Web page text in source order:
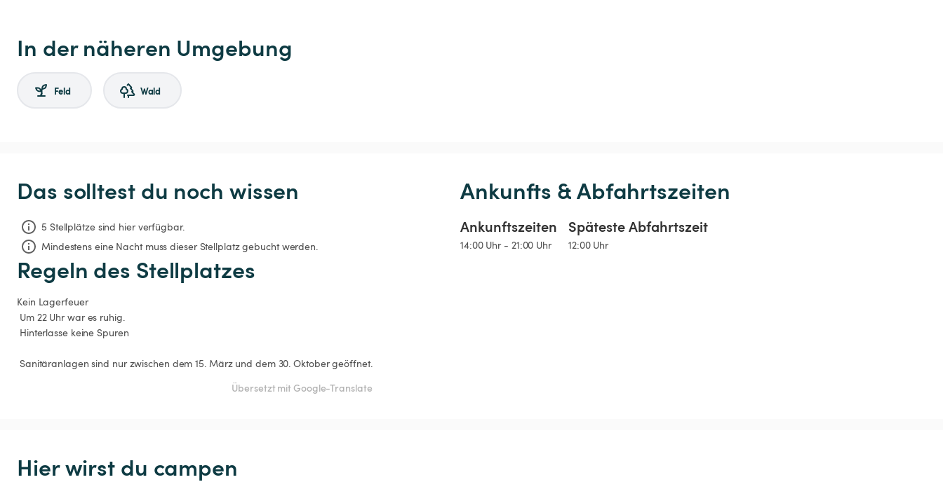
In der näheren Umgebung
Feld Wald
Das solltest du noch wissen
5 Stellplätze sind hier verfügbar.
Mindestens eine Nacht muss dieser Stellplatz gebucht werden.
Ankunfts & Abfahrtszeiten
Ankunftszeiten
14:00 Uhr - 21:00 Uhr
Späteste Abfahrtszeit
12:00 Uhr
Regeln des Stellplatzes
Kein Lagerfeuer
Sanitäranlagen sind nur zwischen dem 15. März und dem 30. Oktober geöffnet.
Übersetzt mit Google-Translate
Hier wirst du campen